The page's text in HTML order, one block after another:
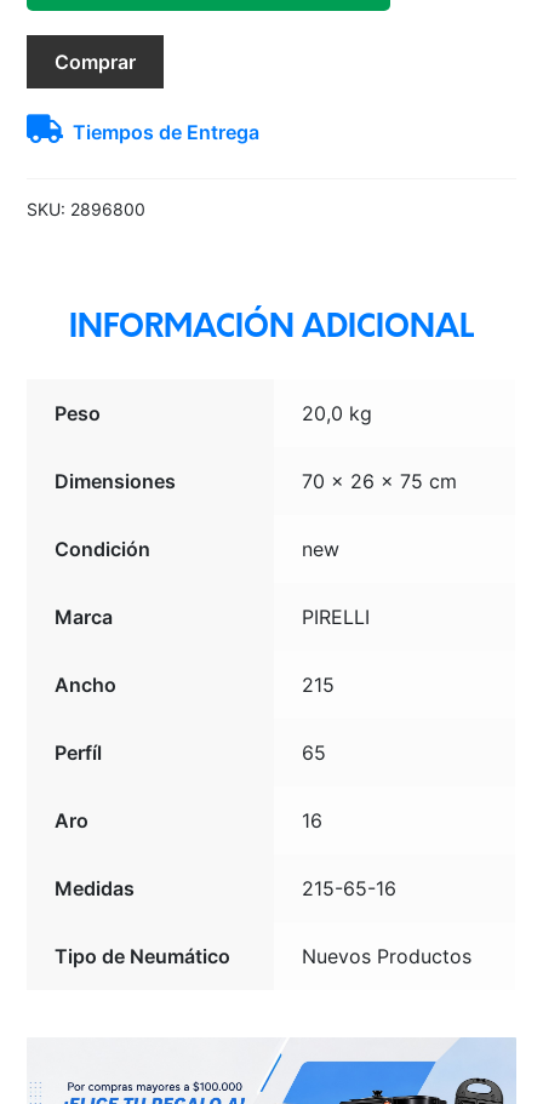
109T
cantidad
Comprar
Tiempos de Entrega
SKU: 2896800
INFORMACIÓN ADICIONAL
Peso 20,0 kg
Dimensiones 70 × 26 × 75 cm
Condición new
Marca PIRELLI
Ancho 215
Perfíl 65
Aro 16
Medidas 215-65-16
Tipo de Neumático Nuevos Productos